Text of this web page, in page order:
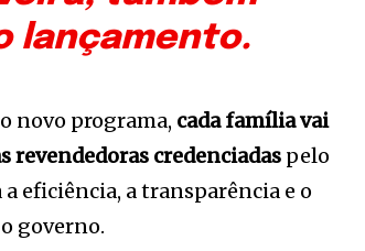
lançamento.
novo programa, cada família vai
revendedoras credenciadas pelo
eficiência, a transparência e o
governo.